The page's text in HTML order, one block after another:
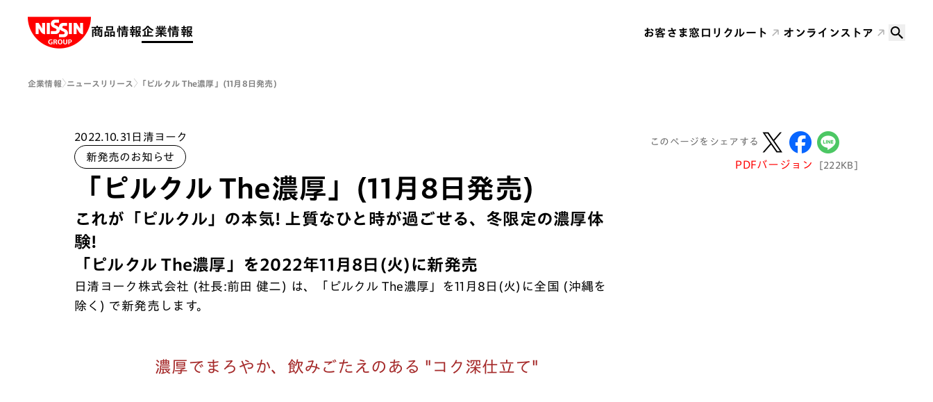
Nissin Group
商品情報企業情報 お客さま窓口 リクルート オンラインストア
企業情報 ニュースリリース 「ピルクル The濃厚」(11月8日発売)
2022.10.31 日清ヨーク
新発売のお知らせ
「ピルクル The濃厚」(11月8日発売)
これが「ピルクル」の本気! 上質なひと時が過ごせる、冬限定の濃厚体
験!
「ピルクル The濃厚」を2022年11月8日(火)に新発売
日清ヨーク株式会社 (社長:前田 健二) は、「ピルクル The濃厚」を11月8日(火)に全国 (沖縄を
除く) で新発売します。
濃厚でまろやか、飲みごたえのある "コク深仕立て"
このページをシェアする
PDFバージョン [222KB]